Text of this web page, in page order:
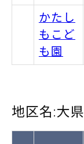
かたし
もこど
も園
地区名:大県